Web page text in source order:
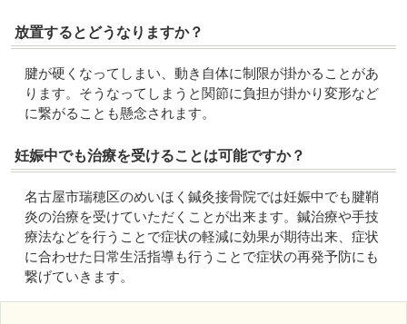
放置するとどうなりますか？
腱が硬くなってしまい、動き自体に制限が掛かることがあ
ります。そうなってしまうと関節に負担が掛かり変形など
に繋がることも懸念されます。
妊娠中でも治療を受けることは可能ですか？
名古屋市瑞穂区のめいほく鍼灸接骨院では妊娠中でも腱鞘
炎の治療を受けていただくことが出来ます。鍼治療や手技
療法などを行うことで症状の軽減に効果が期待出来、症状
に合わせた日常生活指導も行うことで症状の再発予防にも
繋げていきます。